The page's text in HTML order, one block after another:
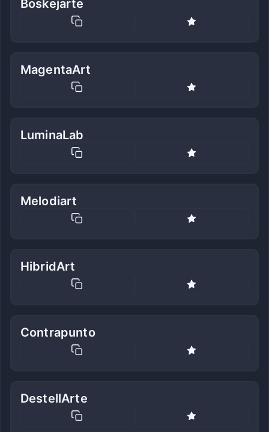
Boskejarte
MagentaArt
LuminaLab
Melodiart
HibridArt
Contrapunto
DestellArte